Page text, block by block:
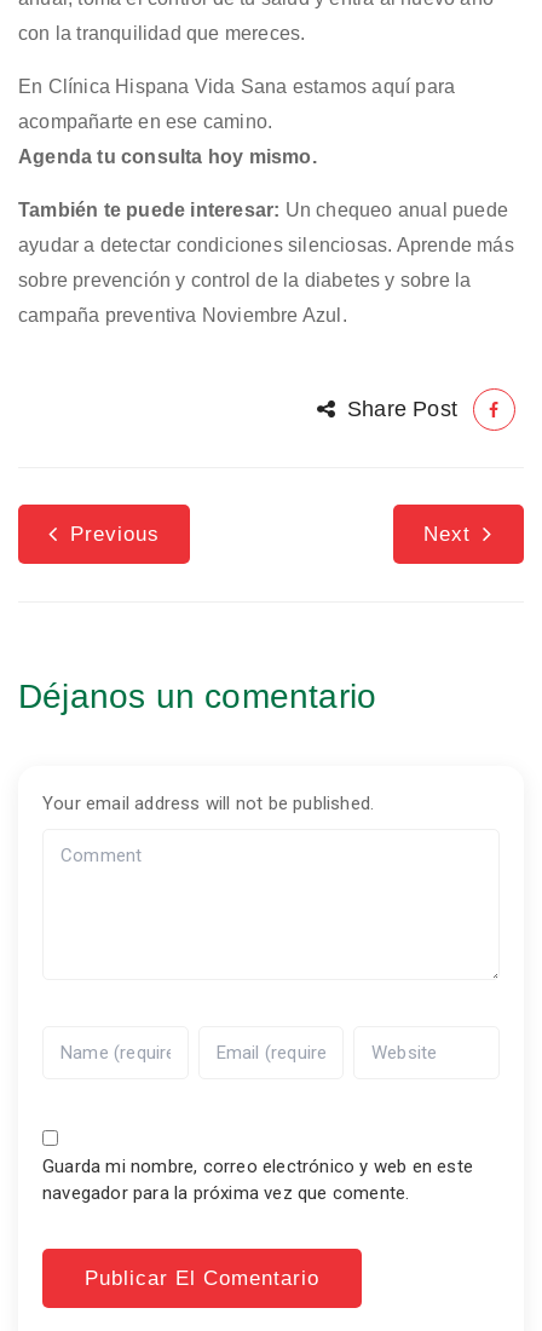
con la tranquilidad que mereces.
En Clínica Hispana Vida Sana estamos aquí para
acompañarte en ese camino.
Agenda tu consulta hoy mismo.
También te puede interesar: Un chequeo anual puede
ayudar a detectar condiciones silenciosas. Aprende más
sobre prevención y control de la diabetes y sobre la
campaña preventiva Noviembre Azul .
Share Post
Previous Next
Déjanos un comentario
Your email address will not be published.
Guarda mi nombre, correo electrónico y web en este
navegador para la próxima vez que comente.